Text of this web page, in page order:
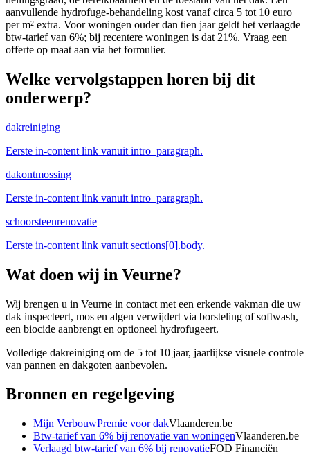
aanvullende hydrofuge-behandeling kost vanaf circa 5 tot 10 euro
per m² extra. Voor woningen ouder dan tien jaar geldt het verlaagde
btw-tarief van 6%; bij recentere woningen is dat 21%. Vraag een
offerte op maat aan via het formulier.
Welke vervolgstappen horen bij dit
onderwerp?
dakreiniging
Eerste in-content link vanuit intro_paragraph.
dakontmossing
Eerste in-content link vanuit intro_paragraph.
schoorsteenrenovatie
Eerste in-content link vanuit sections[0].body.
Wat doen wij in Veurne?
Wij brengen u in Veurne in contact met een erkende vakman die uw
dak inspecteert, mos en algen verwijdert via borsteling of softwash,
een biocide aanbrengt en optioneel hydrofugeert.
Volledige dakreiniging om de 5 tot 10 jaar, jaarlijkse visuele controle
van pannen en dakgoten aanbevolen.
Bronnen en regelgeving
Mijn VerbouwPremie voor dakVlaanderen.be
Btw-tarief van 6% bij renovatie van woningenVlaanderen.be
Verlaagd btw-tarief van 6% bij renovatieFOD Financiën